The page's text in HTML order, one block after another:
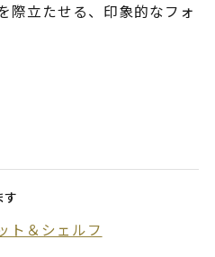
際立たせる、印象的なフォ
す
ト＆シェルフ